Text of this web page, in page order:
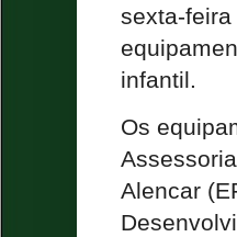
sexta-
infantil.
Os
Alencar